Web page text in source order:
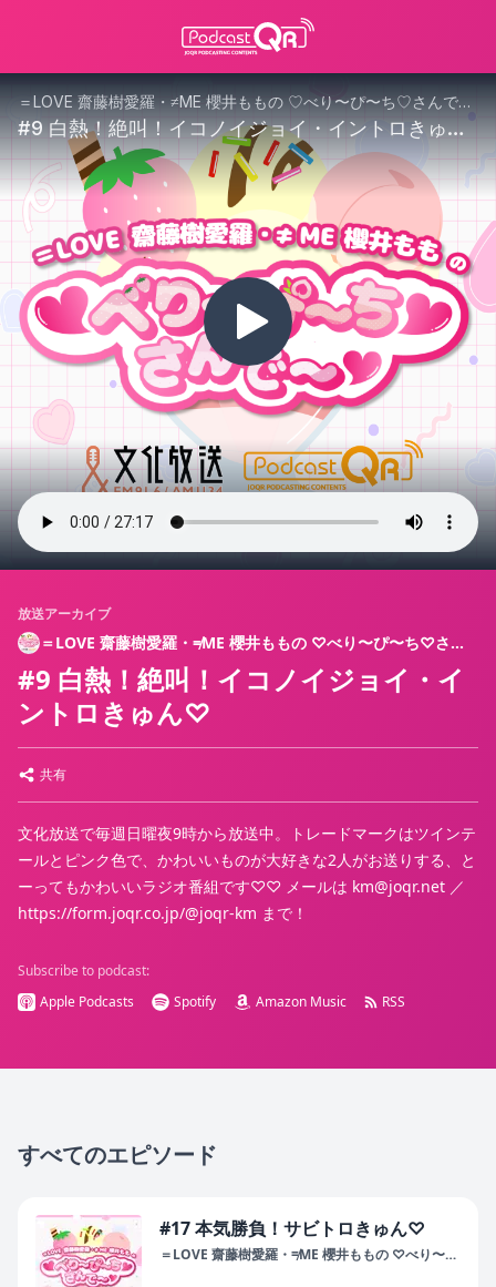
放送アーカイブ
＝LOVE 齋藤樹愛羅・≠ME 櫻井ももの ♡べり〜ぴ〜ち♡さん
で〜♡
#9 白熱！絶叫！イコノイジョイ・イ
ントロきゅん♡
共有
文化放送で毎週日曜夜9時から放送中。トレードマークはツインテ
ールとピンク色で、かわいいものが大好きな2人がお送りする、と
ーってもかわいいラジオ番組です♡♡ メールは km@joqr.net ／
https://form.joqr.co.jp/@joqr-km まで！
Subscribe to podcast:
Apple Podcasts
Spotify Amazon Music RSS
すべてのエピソード
#17 本気勝負！サビトロきゅん♡
＝LOVE 齋藤樹愛羅・≠ME 櫻井ももの ♡べり〜